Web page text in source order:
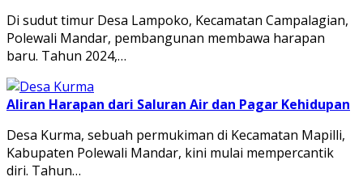
Di sudut timur Desa Lampoko, Kecamatan Campalagian,
Polewali Mandar, pembangunan membawa harapan
baru. Tahun 2024,…
Aliran Harapan dari Saluran Air dan Pagar Kehidupan
Desa Kurma, sebuah permukiman di Kecamatan Mapilli,
Kabupaten Polewali Mandar, kini mulai mempercantik
diri. Tahun…